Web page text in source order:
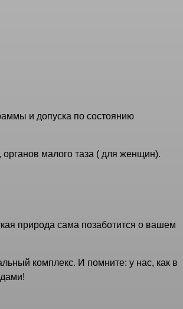
и допуска по состоянию
малого таза ( для женщин).
природа сама позаботится о вашем
комплекс. И помните: у нас, как в